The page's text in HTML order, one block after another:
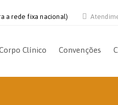
a rede fixa nacional)
Clínico Convenções